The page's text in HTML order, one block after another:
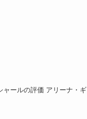
ャールの評価 アリーナ・ギ